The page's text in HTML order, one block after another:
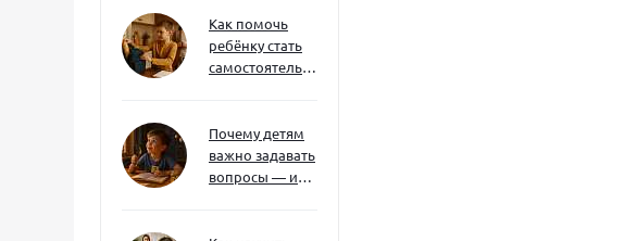
ребёнка
успешным
Как помочь
ребёнку стать
самостоятельным
Почему детям
важно задавать
вопросы — и